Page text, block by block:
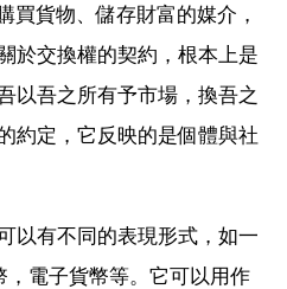
貨物、儲存財富的媒介，
於交換權的契約，根本上是
以吾之所有予市場，換吾之
約定，它反映的是個體與社
以有不同的表現形式，如一
電子貨幣等。它可以用作